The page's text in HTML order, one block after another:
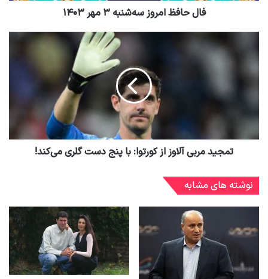
فال حافظ امروز سه‌شنبه ۳ مهر ۱۴۰۳
تمجید مربی آلاوز از کورتوا: با پنج دست گلری می‌کند!
نوشته های مشابه